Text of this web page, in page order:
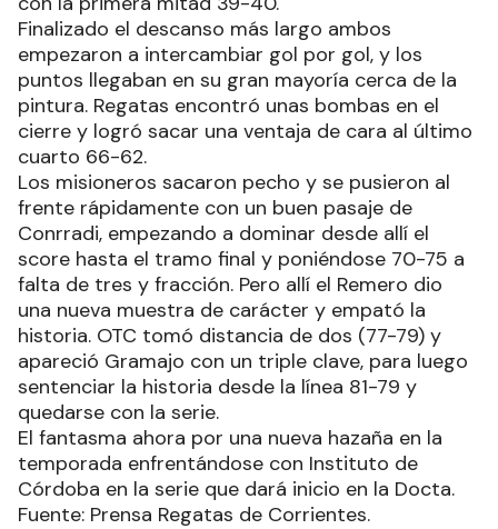
Finalizado el descanso más largo ambos
empezaron a intercambiar gol por gol, y los
puntos llegaban en su gran mayoría cerca de la
pintura. Regatas encontró unas bombas en el
cierre y logró sacar una ventaja de cara al último
cuarto 66-62.
Los misioneros sacaron pecho y se pusieron al
frente rápidamente con un buen pasaje de
Conrradi, empezando a dominar desde allí el
score hasta el tramo final y poniéndose 70-75 a
falta de tres y fracción. Pero allí el Remero dio
una nueva muestra de carácter y empató la
historia. OTC tomó distancia de dos (77-79) y
apareció Gramajo con un triple clave, para luego
sentenciar la historia desde la línea 81-79 y
quedarse con la serie.
El fantasma ahora por una nueva hazaña en la
temporada enfrentándose con Instituto de
Córdoba en la serie que dará inicio en la Docta.
Fuente: Prensa Regatas de Corrientes.